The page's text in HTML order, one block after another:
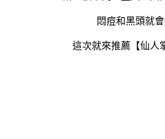
悶痘和黑頭就
這次就來推薦【仙人